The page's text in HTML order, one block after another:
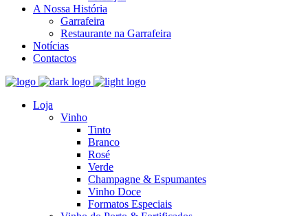
A Nossa História
Garrafeira
Restaurante na Garrafeira
Notícias
Contactos
Loja
Vinho
Tinto
Branco
Rosé
Verde
Champagne & Espumantes
Vinho Doce
Formatos Especiais